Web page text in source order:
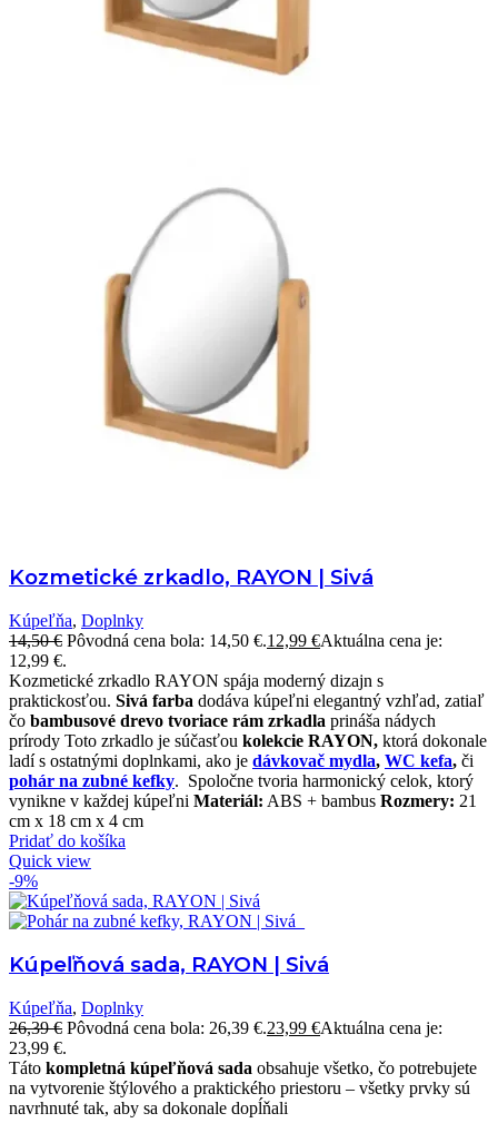
Kozmetické zrkadlo, RAYON | Sivá
Kúpeľňa, Doplnky
14,50€ Pôvodná cena bola: 14,50 €.12,99 €Aktuálna cena je:
12,99 €.
Kozmetické zrkadlo RAYON spája moderný dizajn s
praktickosťou. Sivá farba dodáva kúpeľni elegantný vzhľad, zatiaľ
čo bambusové drevo tvoriace rám zrkadla prináša nádych
prírody Toto zrkadlo je súčasťou kolekcie RAYON, ktorá dokonale
ladí s ostatnými doplnkami, ako je dávkovač mydla, WC kefa, či
pohár na zubné kefky. Spoločne tvoria harmonický celok, ktorý
vynikne v každej kúpeľni Materiál: ABS + bambus Rozmery: 21
cm x 18 cm x 4 cm
Pridať do košíka
Quick view
-9%
Kúpeľňová sada, RAYON | Sivá
Kúpeľňa, Doplnky
26,39€ Pôvodná cena bola: 26,39 €.23,99 €Aktuálna cena je:
23,99 €.
Táto kompletná kúpeľňová sada obsahuje všetko, čo potrebujete
na vytvorenie štýlového a praktického priestoru – všetky prvky sú
navrhnuté tak, aby sa dokonale dopĺňali